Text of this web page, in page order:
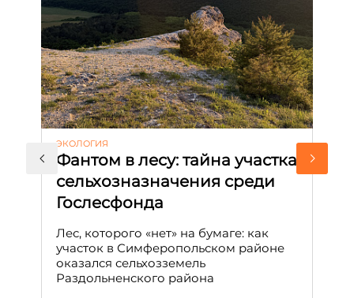
ЭКОЛОГИЯ
Фантом в лесу: тайна участка
сельхозназначения среди
Гослесфонда
Лес, которого «нет» на бумаге: как
участок в Симферопольском районе
оказался сельхозземель
Раздольненского района